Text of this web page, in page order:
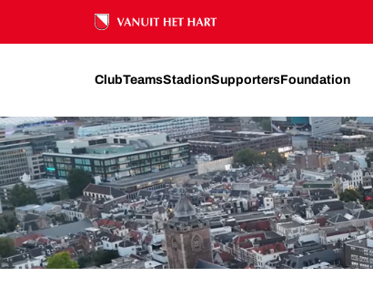
Ons nalatenschap
ClubTeamsStadionSupportersFoundation